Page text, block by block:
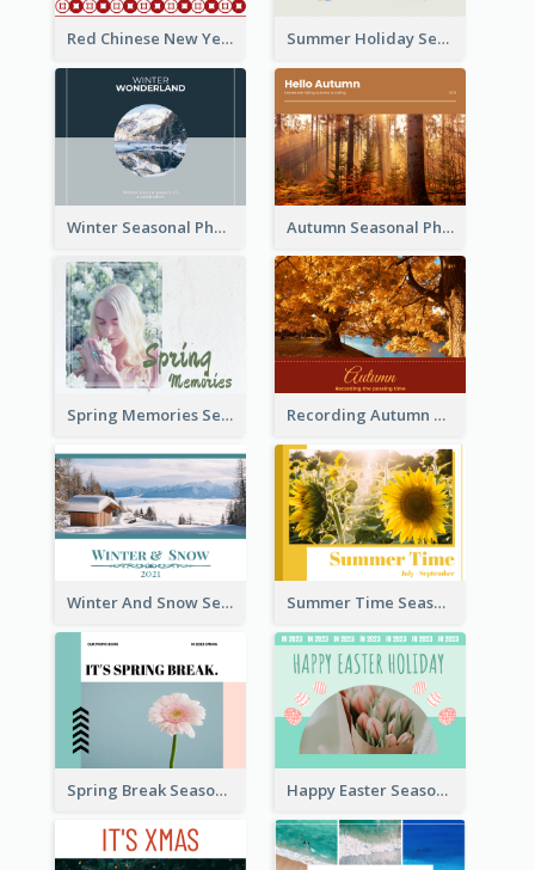
Red Chinese New Year Seasonal Photo Book Summer Holiday Seasonal Photo Book
Winter Seasonal Photo Book Autumn Seasonal Photo Book
Spring Memories Seasonal Photo Book Recording Autumn Seasonal Photo Book
Winter And Snow Seasonal Photo Book Summer Time Seasonal Photo Book
Spring Break Seasonal Photo Book Happy Easter Seasonal Photo Book